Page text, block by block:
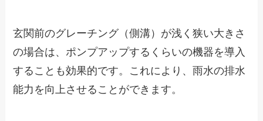
玄関前のグレーチング（側溝）が浅く狭い大きさ
の場合は、ポンプアップするくらいの機器を導入
することも効果的です。これにより、雨水の排水
能力を向上させることができます。